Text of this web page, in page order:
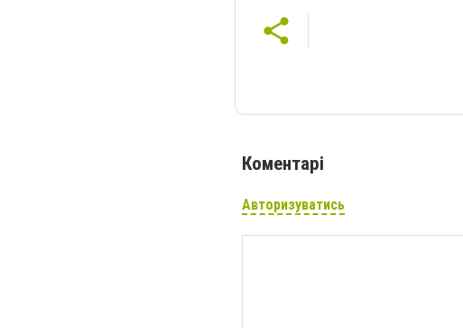
Коментарі
Авторизуватись